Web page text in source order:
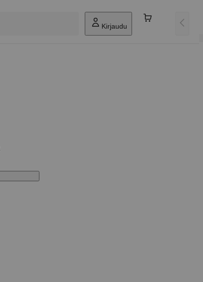
Kirjaudu